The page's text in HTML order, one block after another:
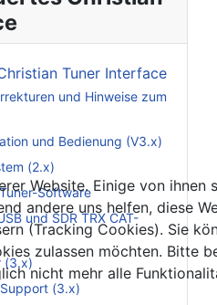
Tuner Interface
und Hinweise zum
und Bedienung (V3.x)
(2.x)
Software
und SDR TRX CAT-
(3.x)
(3.x)
Website. Einige von ihnen
andere uns helfen, diese
(Tracking Cookies). Sie
zulassen möchten. Bitte
nicht mehr alle